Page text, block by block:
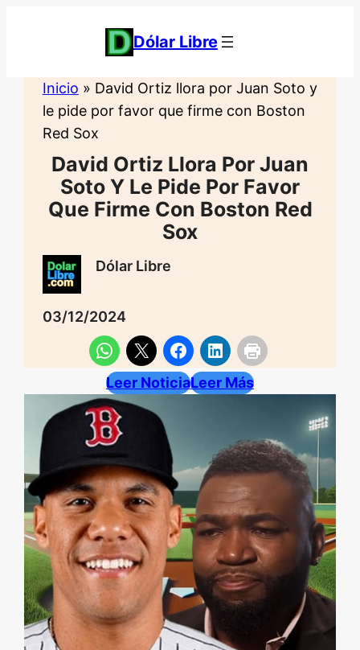
Dólar Libre
Inicio » David Ortiz llora por Juan Soto y
le pide por favor que firme con Boston
Red Sox
David Ortiz Llora Por Juan
Soto Y Le Pide Por Favor
Que Firme Con Boston Red
Sox
Dólar Libre
03/12/2024
Leer NoticiaLeer Más